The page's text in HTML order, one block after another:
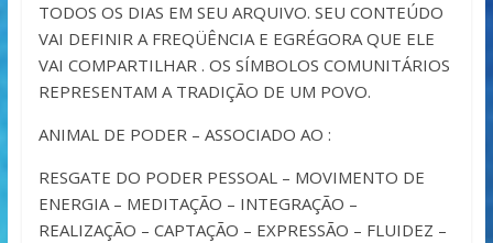
TODOS OS DIAS EM SEU ARQUIVO. SEU CONTEÚDO
VAI DEFINIR A FREQÜÊNCIA E EGRÉGORA QUE ELE
VAI COMPARTILHAR . OS SÍMBOLOS COMUNITÁRIOS
REPRESENTAM A TRADIÇÃO DE UM POVO.
ANIMAL DE PODER – ASSOCIADO AO :
RESGATE DO PODER PESSOAL – MOVIMENTO DE
ENERGIA – MEDITAÇÃO – INTEGRAÇÃO –
REALIZAÇÃO – CAPTAÇÃO – EXPRESSÃO – FLUIDEZ –